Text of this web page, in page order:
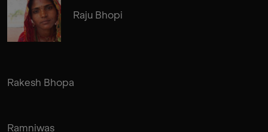
Raju Bhopi
Rakesh Bhopa
Ramniwas